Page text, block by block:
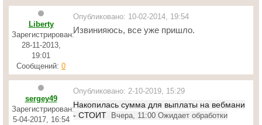
Liberty
Зарегистрирован:
28-11-2013,
19:01
Сообщений: 0
Опубликовано: 10-02-2014, 19:54
Извинияюсь, все уже пришло.
sergey49
Зарегистрирован:
5-04-2017, 16:54
Опубликовано: 2-10-2019, 15:29
Накопилась сумма для выплаты на вебмани
- СТОИТ
Вчера, 11:00 Ожидает обработки